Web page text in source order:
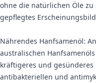
ohne die natürlichen Öle
gepflegtes
Nährendes Hanfsamenöl:
australischen
kräftigeres und
antibakteriellen und